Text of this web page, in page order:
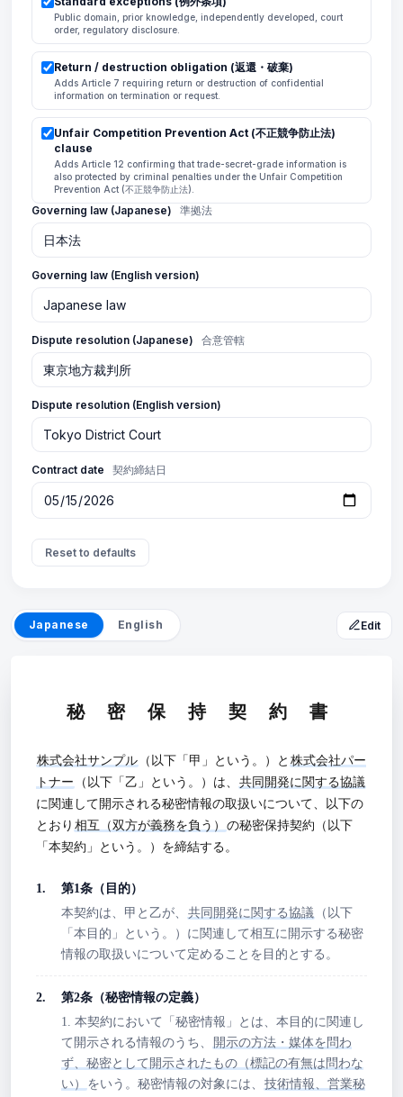
Public domain, prior knowledge, independently developed, court
order, regulatory disclosure.
Return / destruction obligation (返還・破棄)
Adds Article 7 requiring return or destruction of confidential
information on termination or request.
Unfair Competition Prevention Act (不正競争防止法)
clause
Adds Article 12 confirming that trade-secret-grade information is
also protected by criminal penalties under the Unfair Competition
Prevention Act (不正競争防止法).
Governing law (Japanese) 準拠法
Governing law (English version)
Dispute resolution (Japanese) 合意管轄
Dispute resolution (English version)
Contract date 契約締結日
Reset to defaults
Japanese English Edit
秘 密 保 持 契 約 書
株式会社サンプル （以下「甲」という。）と 株式会社パー
トナー
（以下「乙」という。）は、 共同開発に関する協議
に関連して開示される秘密情報の取扱いについて、以下の
とおり 相互（双方が義務を負う） の秘密保持契約（以下
「本契約」という。）を締結する。
第1条（目的）
本契約は、甲と乙が、 共同開発に関する協議 （以下
「本目的」という。）に関連して相互に開示する秘密
情報の取扱いについて定めることを目的とする。
第2条（秘密情報の定義）
1. 本契約において「秘密情報」とは、本目的に関連し
て開示される情報のうち、
開示の方法・媒体を問わ
ず、秘密として開示されたもの（標記の有無は問わな
い）
をいう。秘密情報の対象には、 技術情報、営業秘